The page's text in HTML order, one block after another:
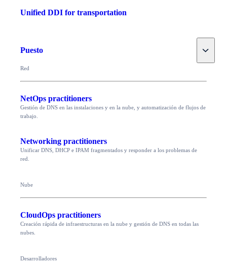
Unified DDI for transportation
Puesto Toggle
Red
NetOps practitioners
Gestión de DNS en las instalaciones y en la nube, y automatización de flujos de
trabajo.
Networking practitioners
Unificar DNS, DHCP e IPAM fragmentados y responder a los problemas de
red.
Nube
CloudOps practitioners
Creación rápida de infraestructuras en la nube y gestión de DNS en todas las
nubes.
Desarrolladores